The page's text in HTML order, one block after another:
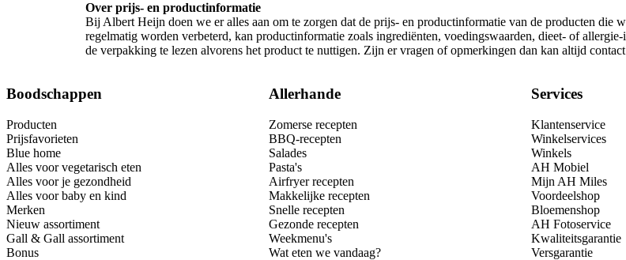
Over prijs- en productinformatie
Bij Albert Heijn doen we er alles aan om te zorgen dat de prijs- en productinformatie van de producten die
regelmatig worden verbeterd, kan productinformatie zoals ingrediënten, voedingswaarden, dieet- of
de verpakking te lezen alvorens het product te nuttigen. Zijn er vragen of opmerkingen dan kan altijd
Boodschappen
Producten
Prijsfavorieten
Blue home
Alles voor vegetarisch eten
Alles voor je gezondheid
Alles voor baby en kind
Merken
Nieuw assortiment
Gall & Gall assortiment
Bonus
Allerhande
Zomerse recepten
BBQ-recepten
Salades
Pasta's
Airfryer recepten
Makkelijke recepten
Snelle recepten
Gezonde recepten
Weekmenu's
Wat eten we vandaag?
Services
Klantenservice
Winkelservices
Winkels
AH Mobiel
Mijn AH Miles
Voordeelshop
Bloemenshop
AH Fotoservice
Kwaliteitsgarantie
Versgarantie